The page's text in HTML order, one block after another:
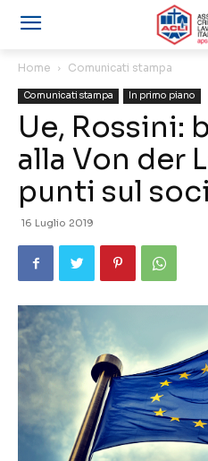
Home Comunicati stampa
Comunicati stampa In primo piano
Ue, Rossini:
alla Von der
punti sul
16 Luglio 2019